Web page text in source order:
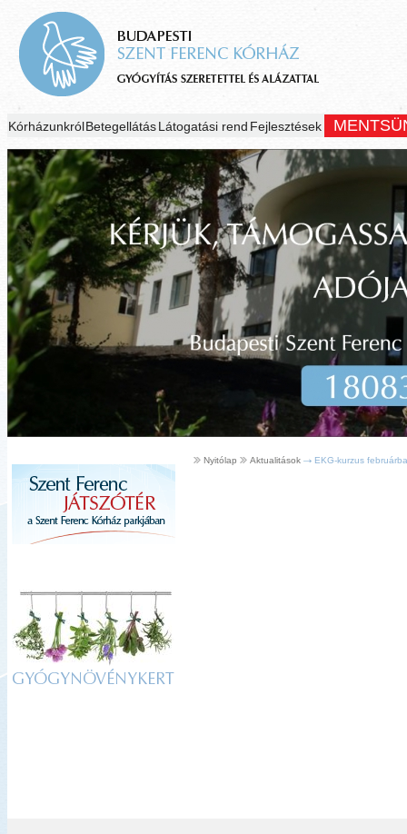
KórházunkrólBetegellátásLátogatási rend Fejlesztések
GYÓGYNÖVÉNYKERT
Nyitólap Aktualitások EKG-kurzus